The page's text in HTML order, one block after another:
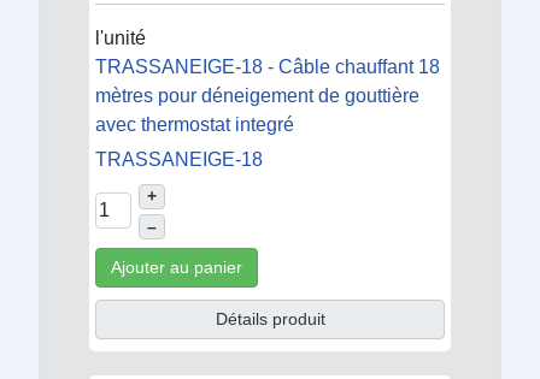
l'unité
TRASSANEIGE-18 - Câble chauffant 18
mètres pour déneigement de gouttière
avec thermostat integré
TRASSANEIGE-18
+
–
Ajouter au panier
Détails produit